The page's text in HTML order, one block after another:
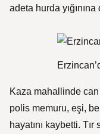
adeta hurda yığınına
Kaza mahallinde can
polis memuru, eşi,
hayatını kaybetti.